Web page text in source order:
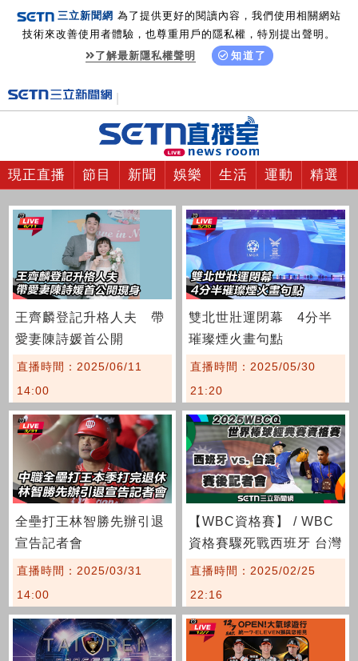
三立新聞網 為了提供更好的閱讀內容，我們使用相關網站
技術來改善使用者體驗，也尊重用戶的隱私權，特別提出聲明。
了解最新隱私權聲明
知道了
現正直播 節目 新聞 娛樂 生活 運動 精選
王齊麟登記升格人夫 帶
愛妻陳詩媛首公開
直播時間：2025/06/11
14:00
雙北世壯運閉幕 4分半
璀璨煙火畫句點
直播時間：2025/05/30
21:20
全壘打王林智勝先辦引退
宣告記者會
直播時間：2025/03/31
14:00
【WBC資格賽】 / WBC
資格賽驟死戰西班牙 台灣
隊賽後記者
直播時間：2025/02/25
22:16